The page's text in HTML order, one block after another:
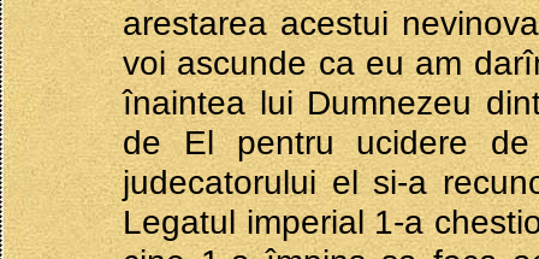
arestarea acestui
voi ascunde ca eu am
înaintea lui Dumnezeu
de El pentru ucidere
judecatorului el si-a
Legatul imperial 1-a